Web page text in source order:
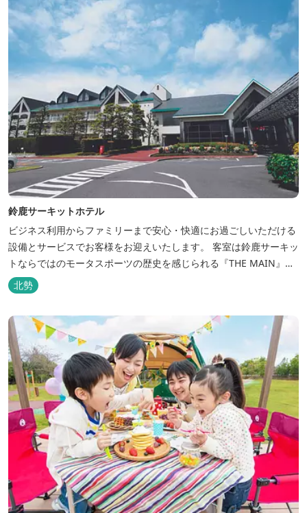
鈴鹿サーキットホテル
ビジネス利用からファミリーまで安心・快適にお過ごしいただける
設備とサービスでお客様をお迎えいたします。 客室は鈴鹿サーキッ
トならではのモータスポーツの歴史を感じられる『THE MAIN』を
はじめ、ファミリーにおすすめのキッズ・ベビーにやさしいこだわ
りの詰まった「サーキット キッズルーム」「コチラファミリールー
ム」など様々なコンセプトルームをご用意しています。 また、お子
さま連れでも安心し...
北勢